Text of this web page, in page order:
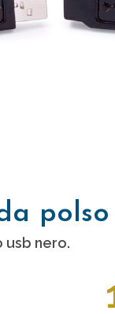
polso
usb nero.